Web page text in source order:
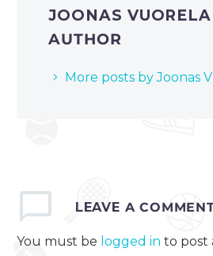
JOONAS
AUTHOR
More posts by Joonas
LEAVE A
You must be logged in to post